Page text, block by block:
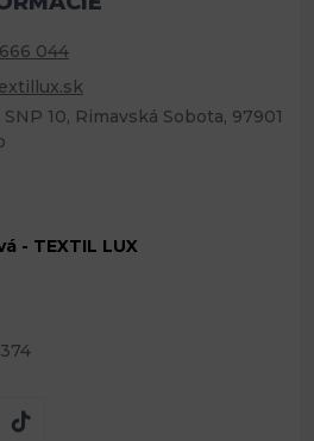
666 044
10, Rimavská Sobota, 97901
- TEXTIL LUX